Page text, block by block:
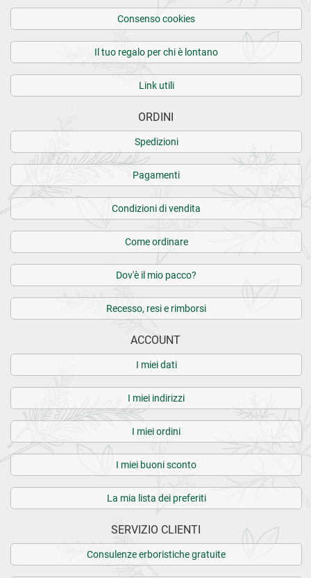
Consenso cookies
Il tuo regalo per chi è lontano
Link utili
ORDINI
Spedizioni
Pagamenti
Condizioni di vendita
Come ordinare
Dov'è il mio pacco?
Recesso, resi e rimborsi
ACCOUNT
I miei dati
I miei indirizzi
I miei ordini
I miei buoni sconto
La mia lista dei preferiti
SERVIZIO CLIENTI
Consulenze erboristiche gratuite